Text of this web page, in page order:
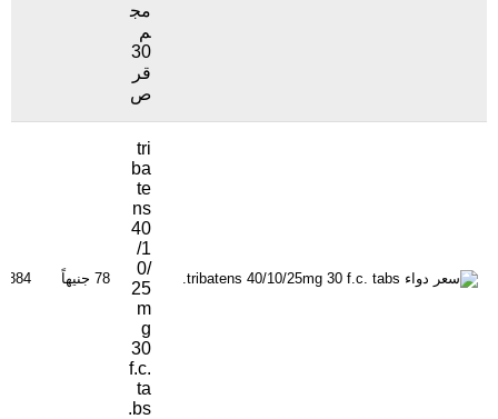
مج
م
30
قر
ص
tri
ba
te
ns
40
/1
0/
25
m
g
30
f.c.
ta
bs.
78 جنيهاً 884 مشاهدة